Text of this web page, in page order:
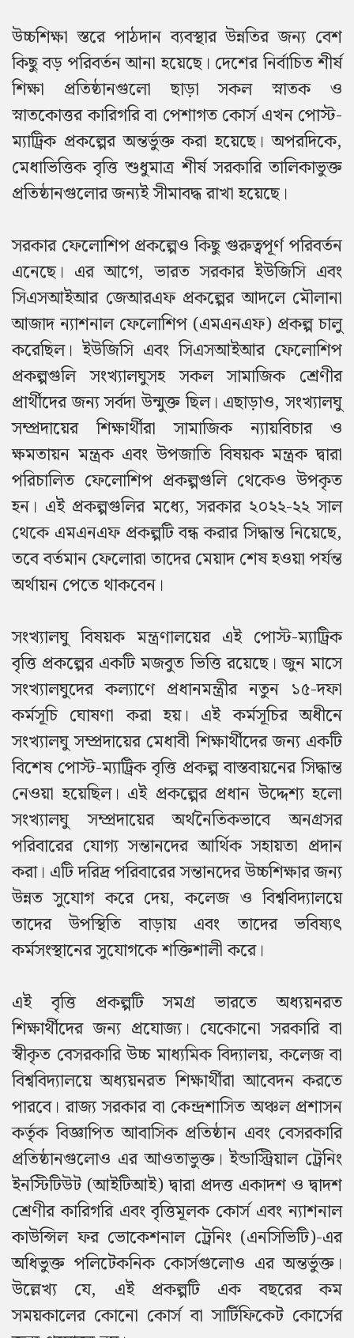
উচ্চশিক্ষা স্তরে পাঠদান ব্যবস্থার উন্নতির জন্য বেশ
কিছু বড় পরিবর্তন আনা হয়েছে। দেশের নির্বাচিত শীর্ষ
শিক্ষা প্রতিষ্ঠানগুলো ছাড়া সকল স্নাতক ও
স্নাতকোত্তর কারিগরি বা পেশাগত কোর্স এখন পোস্ট-
ম্যাট্রিক প্রকল্পের অন্তর্ভুক্ত করা হয়েছে। অপরদিকে,
মেধাভিত্তিক বৃত্তি শুধুমাত্র শীর্ষ সরকারি তালিকাভুক্ত
প্রতিষ্ঠানগুলোর জন্যই সীমাবদ্ধ রাখা হয়েছে।
সরকার ফেলোশিপ প্রকল্পেও কিছু গুরুত্বপূর্ণ পরিবর্তন
এনেছে। এর আগে, ভারত সরকার ইউজিসি এবং
সিএসআইআর জেআরএফ প্রকল্পের আদলে মৌলানা
আজাদ ন্যাশনাল ফেলোশিপ (এমএনএফ) প্রকল্প চালু
করেছিল। ইউজিসি এবং সিএসআইআর ফেলোশিপ
প্রকল্পগুলি সংখ্যালঘুসহ সকল সামাজিক শ্রেণীর
প্রার্থীদের জন্য সর্বদা উন্মুক্ত ছিল। এছাড়াও, সংখ্যালঘু
সম্প্রদায়ের শিক্ষার্থীরা সামাজিক ন্যায়বিচার ও
ক্ষমতায়ন মন্ত্রক এবং উপজাতি বিষয়ক মন্ত্রক দ্বারা
পরিচালিত ফেলোশিপ প্রকল্পগুলি থেকেও উপকৃত
হন। এই প্রকল্পগুলির মধ্যে, সরকার ২০২২-২২ সাল
থেকে এমএনএফ প্রকল্পটি বন্ধ করার সিদ্ধান্ত নিয়েছে,
তবে বর্তমান ফেলোরা তাদের মেয়াদ শেষ হওয়া পর্যন্ত
অর্থায়ন পেতে থাকবেন।
সংখ্যালঘু বিষয়ক মন্ত্রণালয়ের এই পোস্ট-ম্যাট্রিক
বৃত্তি প্রকল্পের একটি মজবুত ভিত্তি রয়েছে। জুন মাসে
সংখ্যালঘুদের কল্যাণে প্রধানমন্ত্রীর নতুন ১৫-দফা
কর্মসূচি ঘোষণা করা হয়। এই কর্মসূচির অধীনে
সংখ্যালঘু সম্প্রদায়ের মেধাবী শিক্ষার্থীদের জন্য একটি
বিশেষ পোস্ট-ম্যাট্রিক বৃত্তি প্রকল্প বাস্তবায়নের সিদ্ধান্ত
নেওয়া হয়েছিল। এই প্রকল্পের প্রধান উদ্দেশ্য হলো
সংখ্যালঘু সম্প্রদায়ের অর্থনৈতিকভাবে অনগ্রসর
পরিবারের যোগ্য সন্তানদের আর্থিক সহায়তা প্রদান
করা। এটি দরিদ্র পরিবারের সন্তানদের উচ্চশিক্ষার জন্য
উন্নত সুযোগ করে দেয়, কলেজ ও বিশ্ববিদ্যালয়ে
তাদের উপস্থিতি বাড়ায় এবং তাদের ভবিষ্যৎ
কর্মসংস্থানের সুযোগকে শক্তিশালী করে।
এই বৃত্তি প্রকল্পটি সমগ্র ভারতে অধ্যয়নরত
শিক্ষার্থীদের জন্য প্রযোজ্য। যেকোনো সরকারি বা
স্বীকৃত বেসরকারি উচ্চ মাধ্যমিক বিদ্যালয়, কলেজ বা
বিশ্ববিদ্যালয়ে অধ্যয়নরত শিক্ষার্থীরা আবেদন করতে
পারবে। রাজ্য সরকার বা কেন্দ্রশাসিত অঞ্চল প্রশাসন
কর্তৃক বিজ্ঞাপিত আবাসিক প্রতিষ্ঠান এবং বেসরকারি
প্রতিষ্ঠানগুলোও এর আওতাভুক্ত। ইন্ডাস্ট্রিয়াল ট্রেনিং
ইনস্টিটিউট (আইটিআই) দ্বারা প্রদত্ত একাদশ ও দ্বাদশ
শ্রেণীর কারিগরি এবং বৃত্তিমূলক কোর্স এবং ন্যাশনাল
কাউন্সিল ফর ভোকেশনাল ট্রেনিং (এনসিভিটি)-এর
অধিভুক্ত পলিটেকনিক কোর্সগুলোও এর অন্তর্ভুক্ত।
উল্লেখ্য যে, এই প্রকল্পটি এক বছরের কম
সময়কালের কোনো কোর্স বা সার্টিফিকেট কোর্সের